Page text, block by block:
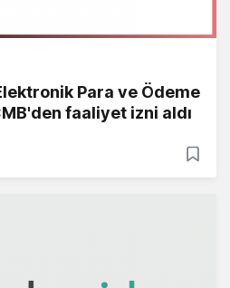
Para ve Ödeme
faaliyet izni aldı